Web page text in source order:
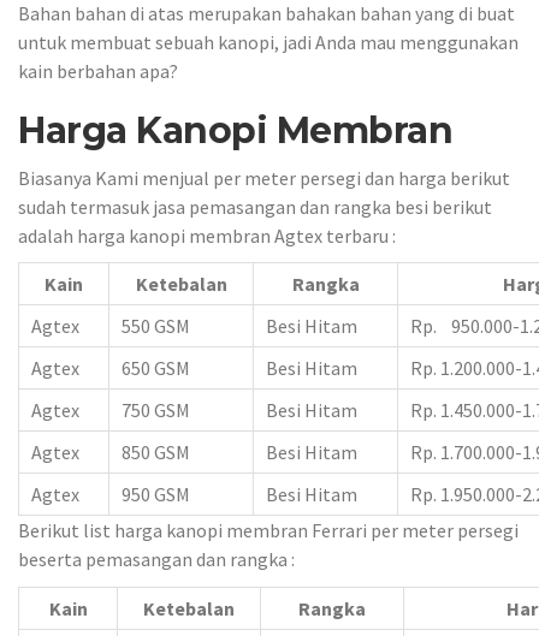
Bahan bahan di atas merupakan bahakan bahan yang di buat
untuk membuat sebuah kanopi, jadi Anda mau menggunakan
kain berbahan apa?
Harga Kanopi Membran
Biasanya Kami menjual per meter persegi dan harga berikut
sudah termasuk jasa pemasangan dan rangka besi berikut
adalah harga kanopi membran Agtex terbaru :
Kain Ketebalan Rangka
Agtex
550 GSM Besi Hitam
Rp. 950.000-
Agtex
650 GSM Besi Hitam
Rp. 1.200.000-
Agtex
750 GSM Besi Hitam
Rp. 1.450.000-
Agtex
850 GSM Besi Hitam
Rp. 1.700.000-
Agtex
950 GSM Besi Hitam
Rp. 1.950.000-
Berikut list harga kanopi membran Ferrari per meter persegi
beserta pemasangan dan rangka :
Kain Ketebalan Rangka